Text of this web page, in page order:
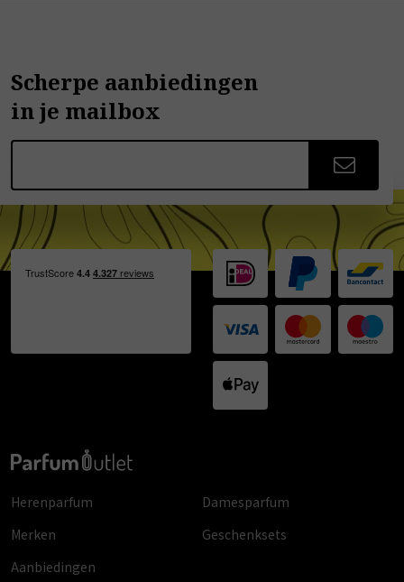
Scherpe aanbiedingen
in je mailbox
Herenparfum
Damesparfum
Merken
Geschenksets
Aanbiedingen